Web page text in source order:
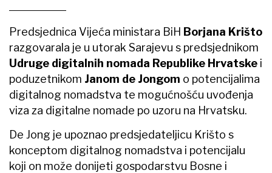
Predsjednica Vijeća ministara BiH Borjana Krišto
razgovarala je u utorak Sarajevu s predsjednikom
Udruge digitalnih nomada Republike Hrvatske i
poduzetnikom Janom de Jongom o potencijalima
digitalnog nomadstva te mogućnošću uvođenja
viza za digitalne nomade po uzoru na Hrvatsku.
De Jong je upoznao predsjedateljicu Krišto s
konceptom digitalnog nomadstva i potencijalu
koji on može donijeti gospodarstvu Bosne i